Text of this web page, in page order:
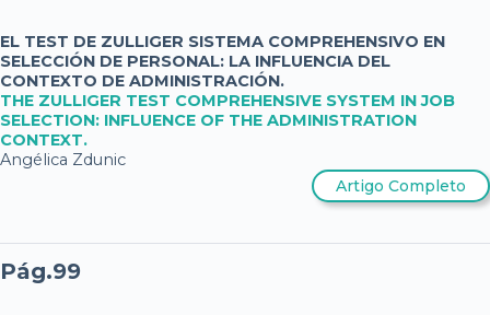
EL TEST DE ZULLIGER SISTEMA COMPREHENSIVO EN
SELECCIÓN DE PERSONAL: LA INFLUENCIA DEL
CONTEXTO DE ADMINISTRACIÓN.
THE ZULLIGER TEST COMPREHENSIVE SYSTEM IN JOB
SELECTION: INFLUENCE OF THE ADMINISTRATION
CONTEXT.
Angélica Zdunic
Artigo Completo
Pág.99